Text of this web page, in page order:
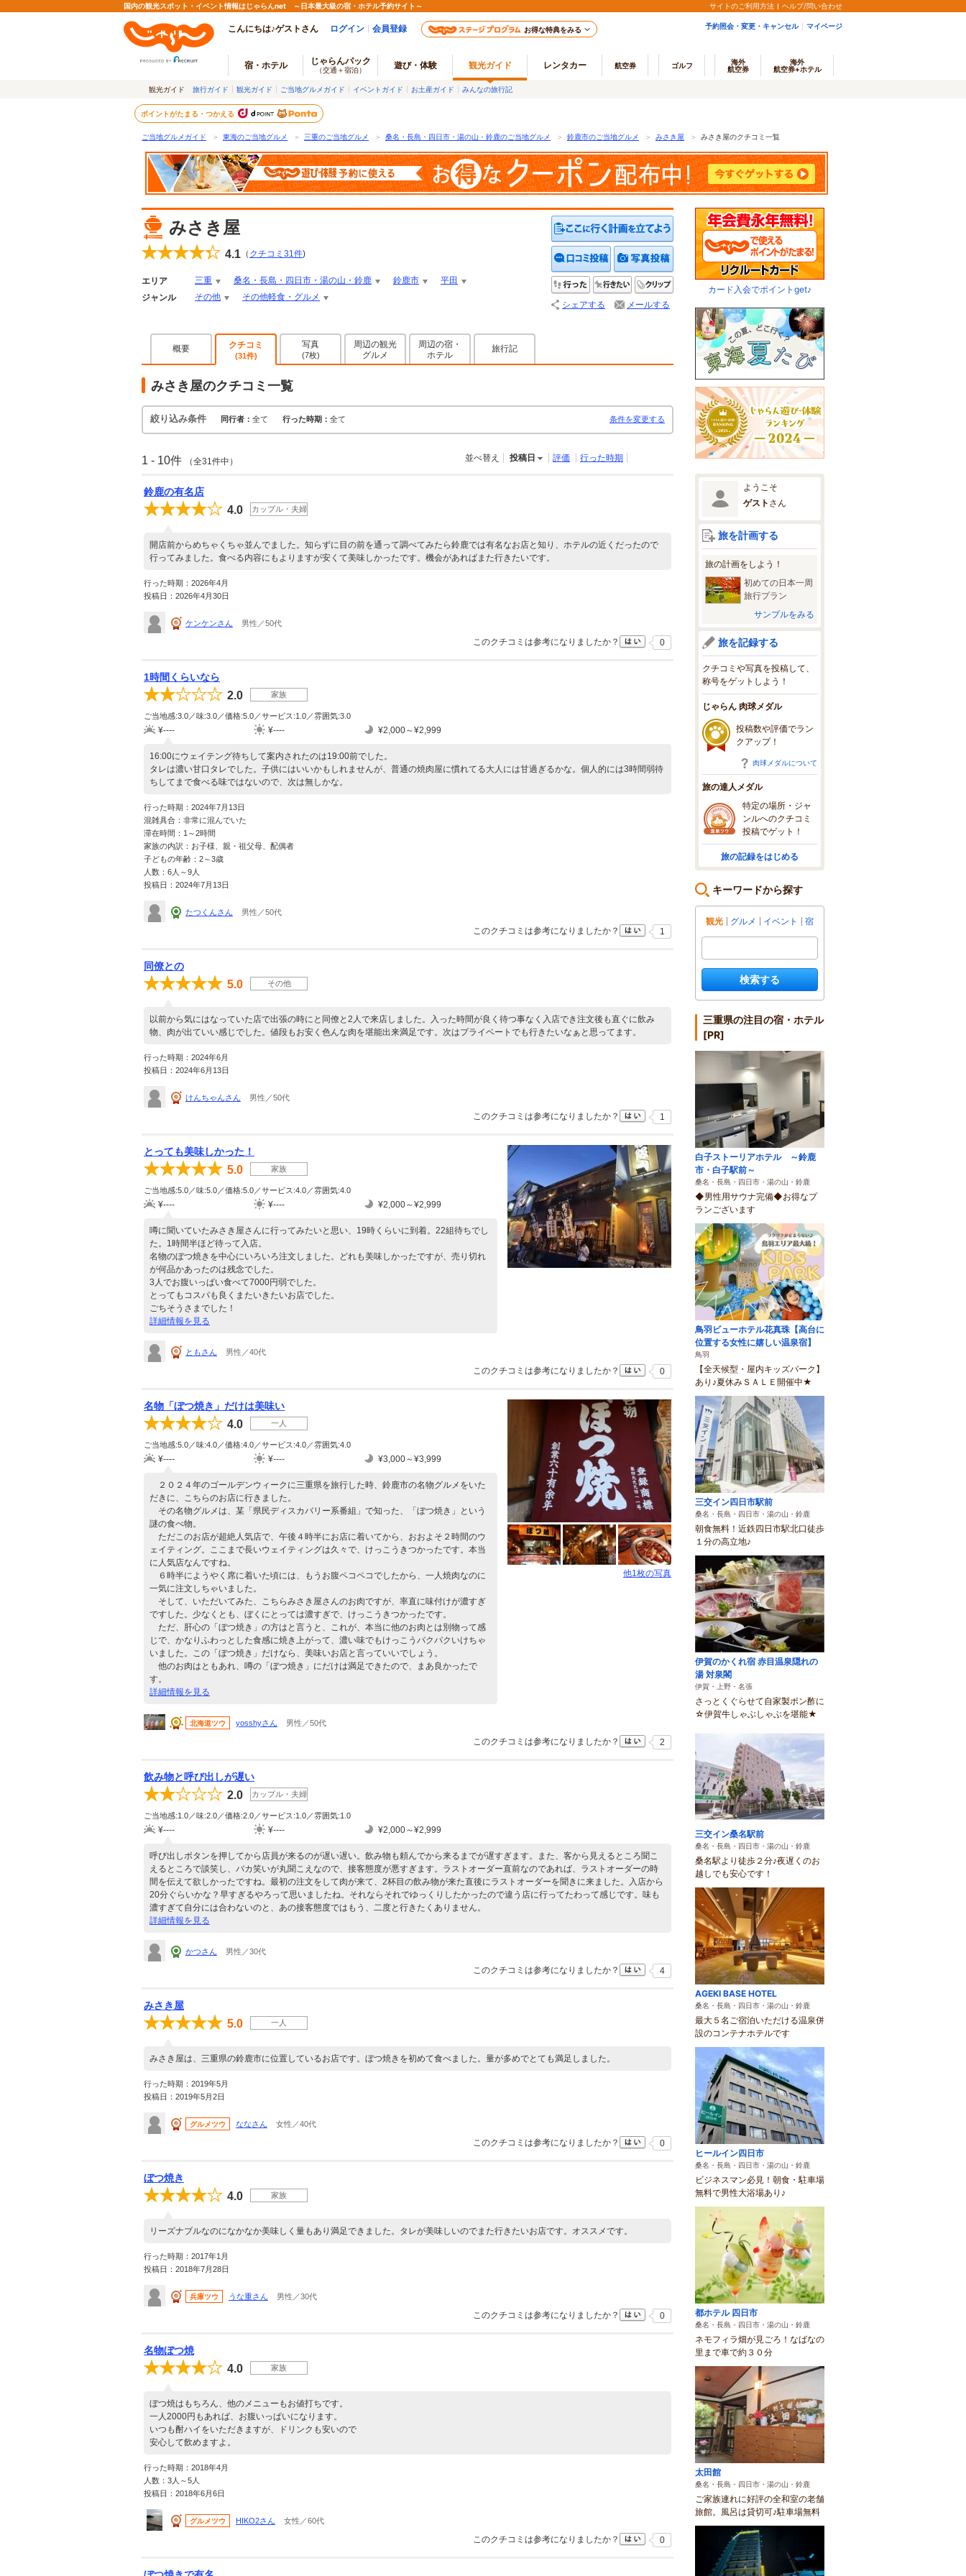
国内の観光スポット・イベント情報はじゃらんnet ～日本最大級の宿・ホテル予約サイト～ サイトのご利用方法 ヘルプ/問い合わせ
こんにちは♪ゲストさん ログイン 会員登録 お得な特典をみる 予約照会・変更・キャンセル マイページ
宿・ホテル じゃらんパック
（交通＋宿泊） 遊び・体験 観光ガイド レンタカー 航空券 ゴルフ
海外
航空券
海外
航空券+ホテル
観光ガイド 旅行ガイド 観光ガイド ご当地グルメガイド イベントガイド お土産ガイド みんなの旅行記
ポイントがたまる・つかえる
ご当地グルメガイド ＞ 東海のご当地グルメ ＞ 三重のご当地グルメ ＞ 桑名・長島・四日市・湯の山・鈴鹿のご当地グルメ ＞ 鈴鹿市のご当地グルメ ＞ みさき屋 ＞ みさき屋のクチコミ一覧
みさき屋
4.1 （ クチコミ 31件)
エリア 三重 桑名・長島・四日市・湯の山・鈴鹿 鈴鹿市
平田
ジャンル
その他 その他軽食・グルメ
クチコミを投稿する写真を投稿する
行った 行きたい
シェアする メールする
概要 クチコミ
(31件)
写真
(7枚)
周辺の観光
グルメ
周辺の宿・
ホテル
旅行記
みさき屋のクチコミ一覧
絞り込み条件 同行者： 全て 行った時期： 全て 条件を変更する
1 - 10件 （全31件中） 並べ替え 投稿日 評価 行った時期
鈴鹿の有名店
4.0 カップル・夫婦
開店前からめちゃくちゃ並んでました。知らずに目の前を通って調べてみたら鈴鹿では有名なお店と知り、ホテルの近くだったので
行ってみました。食べる内容にもよりますが安くて美味しかったです。機会があればまた行きたいです。
行った時期：2026年4月
投稿日：2026年4月30日
ケンケンさん 男性／50代
このクチコミは参考になりましたか？ 0
1時間くらいなら
2.0 家族
ご当地感:3.0／味:3.0／価格:5.0／サービス:1.0／雰囲気:3.0
¥---- ¥---- ¥2,000～¥2,999
16:00にウェイテング待ちして案内されたのは19:00前でした。
タレは濃い甘口タレでした。子供にはいいかもしれませんが、普通の焼肉屋に慣れてる大人には甘過ぎるかな。個人的には3時間弱待
ちしてまで食べる味ではないので、次は無しかな。
行った時期：2024年7月13日
混雑具合：非常に混んでいた
滞在時間：1～2時間
家族の内訳：お子様、親・祖父母、配偶者
子どもの年齢：2～3歳
人数：6人～9人
投稿日：2024年7月13日
たつくんさん 男性／50代
このクチコミは参考になりましたか？ 1
同僚との
5.0 その他
以前から気にはなっていた店で出張の時にと同僚と2人で来店しました。入った時間が良く待つ事なく入店でき注文後も直ぐに飲み
物、肉が出ていい感じでした。値段もお安く色んな肉を堪能出来満足です。次はプライベートでも行きたいなぁと思ってます。
行った時期：2024年6月
投稿日：2024年6月13日
けんちゃんさん 男性／50代
このクチコミは参考になりましたか？ 1
とっても美味しかった！
5.0 家族
ご当地感:5.0／味:5.0／価格:5.0／サービス:4.0／雰囲気:4.0
¥---- ¥---- ¥2,000～¥2,999
噂に聞いていたみさき屋さんに行ってみたいと思い、19時くらいに到着。22組待ちでし
た。1時間半ほど待って入店。
名物のぼつ焼きを中心にいろいろ注文しました。どれも美味しかったですが、売り切れ
が何品かあったのは残念でした。
3人でお腹いっぱい食べて7000円弱でした。
とってもコスパも良くまたいきたいお店でした。
ごちそうさまでした！
詳細情報を見る
ともさん 男性／40代
このクチコミは参考になりましたか？ 0
名物「ぼつ焼き」だけは美味い
4.0 一人
ご当地感:5.0／味:4.0／価格:4.0／サービス:4.0／雰囲気:4.0
¥---- ¥---- ¥3,000～¥3,999
２０２４年のゴールデンウィークに三重県を旅行した時、鈴鹿市の名物グルメをいた
だきに、こちらのお店に行きました。
その名物グルメは、某「県民ディスカバリー系番組」で知った、「ぼつ焼き」という
謎の食べ物。
ただこのお店が超絶人気店で、午後４時半にお店に着いてから、おおよそ２時間のウ
ェイティング。ここまで長いウェイティングは久々で、けっこうきつかったです。本当
に人気店なんですね。
６時半にようやく席に着いた頃には、もうお腹ペコペコでしたから、一人焼肉なのに
一気に注文しちゃいました。
そして、いただいてみた、こちらみさき屋さんのお肉ですが、率直に味付けが濃すぎ
ですした。少なくとも、ぼくにとっては濃すぎで、けっこうきつかったです。
ただ、肝心の「ぼつ焼き」の方はと言うと、これが、本当に他のお肉とは別物って感
じで、かなりふわっとした食感に焼き上がって、濃い味でもけっこうパクパクいけちゃ
いました。この「ぼつ焼き」だけなら、美味いお店と言っていいでしょう。
他のお肉はともあれ、噂の「ぼつ焼き」にだけは満足できたので、まあ良かったで
す。
詳細情報を見る
他1枚の写真
北海道ツウ yosshyさん 男性／50代
このクチコミは参考になりましたか？ 2
飲み物と呼び出しが遅い
2.0 カップル・夫婦
ご当地感:1.0／味:2.0／価格:2.0／サービス:1.0／雰囲気:1.0
¥---- ¥---- ¥2,000～¥2,999
呼び出しボタンを押してから店員が来るのが遅い遅い。飲み物も頼んでから来るまでが遅すぎます。また、客から見えるところ聞こ
えるところで談笑し、バカ笑いが丸聞こえなので、接客態度が悪すぎます。ラストオーダー直前なのであれば、ラストオーダーの時
間を伝えて欲しかったですね。最初の注文をして肉が来て、2杯目の飲み物が来た直後にラストオーダーを聞きに来ました。入店から
20分ぐらいかな？早すぎるやろって思いましたね。それならそれでゆっくりしたかったので違う店に行ってたわって感じです。味も
濃すぎて自分には合わないのと、あの接客態度ではもう、二度と行きたくありません。
詳細情報を見る
かつさん 男性／30代
このクチコミは参考になりましたか？ 4
みさき屋
5.0 一人
みさき屋は、三重県の鈴鹿市に位置しているお店です。ぼつ焼きを初めて食べました。量が多めでとても満足しました。
行った時期：2019年5月
投稿日：2019年5月2日
グルメツウ ななさん 女性／40代
このクチコミは参考になりましたか？ 0
ぼつ焼き
4.0 家族
リーズナブルなのになかなか美味しく量もあり満足できました。タレが美味しいのでまた行きたいお店です。オススメです。
行った時期：2017年1月
投稿日：2018年7月28日
兵庫ツウ うな重さん 男性／30代
このクチコミは参考になりましたか？ 0
名物ぼつ焼
4.0 家族
ぼつ焼はもちろん、他のメニューもお値打ちです。
一人2000円もあれば、お腹いっぱいになります。
いつも酎ハイをいただきますが、ドリンクも安いので
安心して飲めますよ。
行った時期：2018年4月
人数：3人～5人
投稿日：2018年6月6日
グルメツウ HIKO2さん 女性／60代
このクチコミは参考になりましたか？ 0
カード入会でポイントget♪
ようこそ
ゲスト さん
旅を計画する
旅の計画をしよう！
初めての日本一周
旅行プラン
サンプルをみる
旅を記録する
クチコミや写真を投稿して、
称号をゲットしよう！
じゃらん 肉球メダル
投稿数や評価でラン
クアップ！
肉球メダルについて
旅の達人メダル
特定の場所・ジャ
ンルへのクチコミ
投稿でゲット！
旅の記録をはじめる
キーワードから探す
観光 グルメ イベント 宿
検索する
三重県の注目の宿・ホテル
[PR]
白子ストーリアホテル ～鈴鹿
市・白子駅前～
桑名・長島・四日市・湯の山・鈴鹿
◆男性用サウナ完備◆お得なプ
ランございます
鳥羽ビューホテル花真珠【高台に
位置する女性に嬉しい温泉宿】
鳥羽
【全天候型・屋内キッズパーク】
あり♪夏休みＳＡＬＥ開催中★
三交イン四日市駅前
桑名・長島・四日市・湯の山・鈴鹿
朝食無料！近鉄四日市駅北口徒歩
１分の高立地♪
伊賀のかくれ宿 赤目温泉隠れの
湯 対泉閣
伊賀・上野・名張
さっとくぐらせて自家製ポン酢に
☆伊賀牛しゃぶしゃぶを堪能★
三交イン桑名駅前
桑名・長島・四日市・湯の山・鈴鹿
桑名駅より徒歩２分♪夜遅くのお
越しでも安心です！
AGEKI BASE HOTEL
桑名・長島・四日市・湯の山・鈴鹿
最大５名ご宿泊いただける温泉併
設のコンテナホテルです
ヒールイン四日市
桑名・長島・四日市・湯の山・鈴鹿
ビジネスマン必見！朝食・駐車場
無料で男性大浴場あり♪
都ホテル 四日市
桑名・長島・四日市・湯の山・鈴鹿
ネモフィラ畑が見ごろ！なばなの
里まで車で約３０分
太田館
桑名・長島・四日市・湯の山・鈴鹿
ご家族連れに好評の全和室の老舗
旅館。風呂は貸切可♪駐車場無料